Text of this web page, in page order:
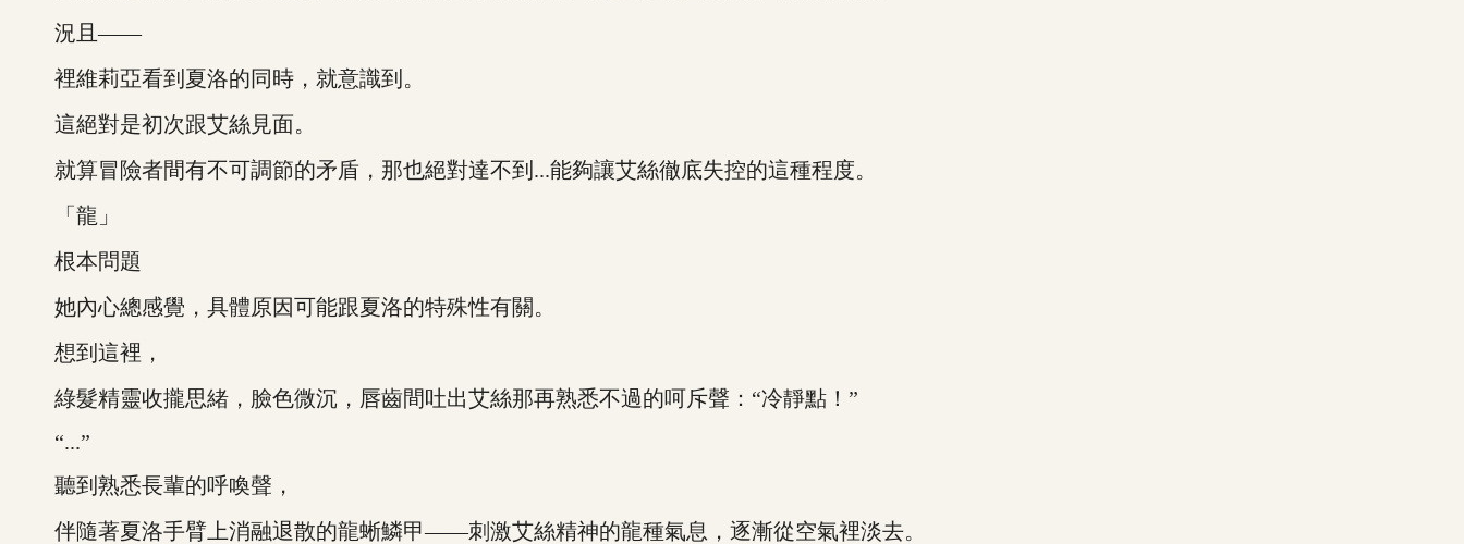
況且——
裡維莉亞看到夏洛的同時，就意識到。
這絕對是初次跟艾絲見面。
就算冒險者間有不可調節的矛盾，那也絕對達不到...能夠讓艾絲徹底失控的這種程度。
「龍」
根本問題
她內心總感覺，具體原因可能跟夏洛的特殊性有關。
想到這裡，
綠髮精靈收攏思緒，臉色微沉，唇齒間吐出艾絲那再熟悉不過的呵斥聲：“冷靜點！”
“...”
聽到熟悉長輩的呼喚聲，
伴隨著夏洛手臂上消融退散的龍蜥鱗甲——刺激艾絲精神的龍種氣息，逐漸從空氣裡淡去。